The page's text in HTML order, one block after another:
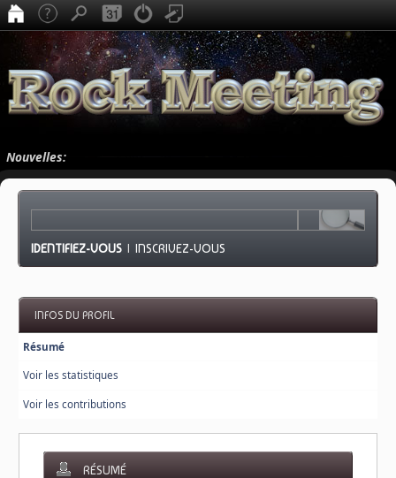
Nouvelles:
IDENTIFIEZ-VOUS |INSCRIVEZ-VOUS
INFOS DU PROFIL
Résumé
Voir les statistiques
Voir les contributions
RÉSUMÉ